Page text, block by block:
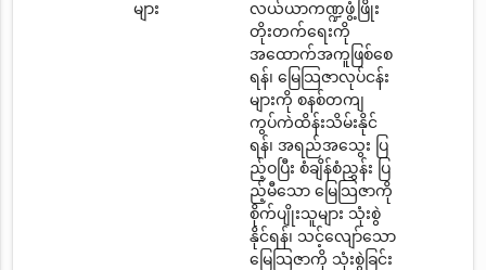
များ
လယ်ယာကဏ္ဍဖွံ့ဖြိုး
တိုးတက်ရေးကို
အထောက်အကူဖြစ်စေ
ရန်၊ မြေသြဇာလုပ်ငန်း
များကို စနစ်တကျ
ကွပ်ကဲထိန်းသိမ်းနိုင်
ရန်၊ အရည်အသွေး ပြ
ည့်ဝပြီး စံချိန်စံညွှန်း ပြ
ည့်မီသော မြေသြဇာကို
စိုက်ပျိုးသူများ သုံးစွဲ
နိုင်ရန်၊ သင့်လျော်သော
မြေသြဇာကို သုံးစွဲခြင်း